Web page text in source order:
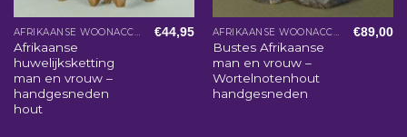
Afrikaanse
huwelijksketting
man en vrouw –
handgesneden
hout
€44,95
Bustes Afrikaanse
man en vrouw –
Wortelnotenhout
handgesneden
€89,00